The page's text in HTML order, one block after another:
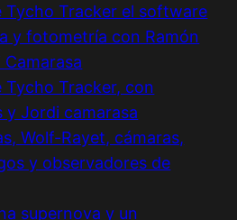
Tycho Tracker el software
y fotometría con Ramón
Tycho Tracker, con
y Jordi camarasa
Wolf-Rayet, cámaras,
y observadores de
supernova y un